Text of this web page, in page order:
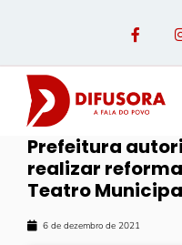
Prefeitura
realizar
Teatro
6 de dezembro de 2021